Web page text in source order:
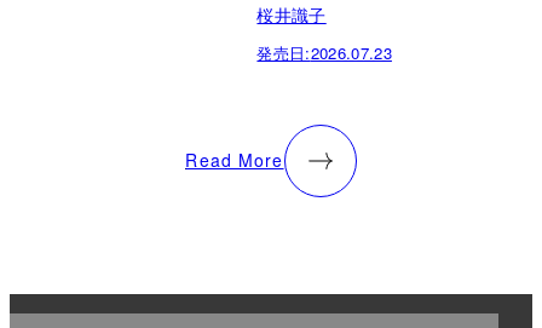
桜井識子
発売日:2026.07.23
Read More